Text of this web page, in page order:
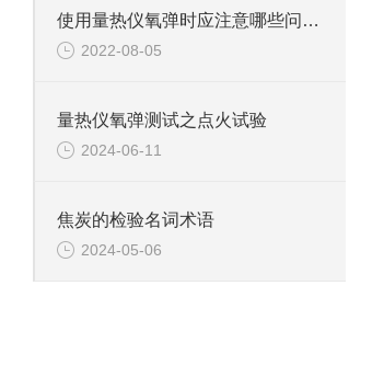
使用量热仪氧弹时应注意哪些问题？
2022-08-05
量热仪氧弹测试之点火试验
2024-06-11
焦炭的检验名词术语
2024-05-06